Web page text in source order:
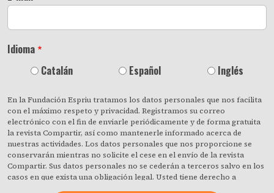
Idioma
Catalán
Español Inglés
En la Fundación Espriu tratamos los datos personales que nos facilita
con el máximo respeto y privacidad. Registramos su correo
electrónico con el fin de enviarle periódicamente y de forma gratuita
la revista Compartir, así como mantenerle informado acerca de
nuestras actividades. Los datos personales que nos proporcione se
conservarán mientras no solicite el cese en el envío de la revista
Compartir. Sus datos personales no se cederán a terceros salvo en los
casos en que exista una obligación legal. Usted tiene derecho a